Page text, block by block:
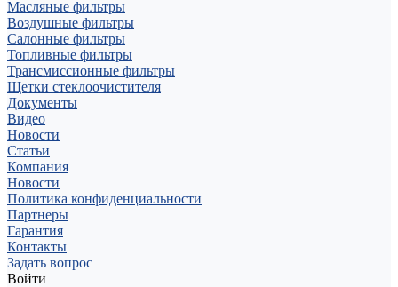
Масляные фильтры
Воздушные фильтры
Салонные фильтры
Топливные фильтры
Трансмиссионные фильтры
Щетки стеклоочистителя
Документы
Видео
Новости
Статьи
Компания
Новости
Политика конфиденциальности
Партнеры
Гарантия
Контакты
Задать вопрос
Войти